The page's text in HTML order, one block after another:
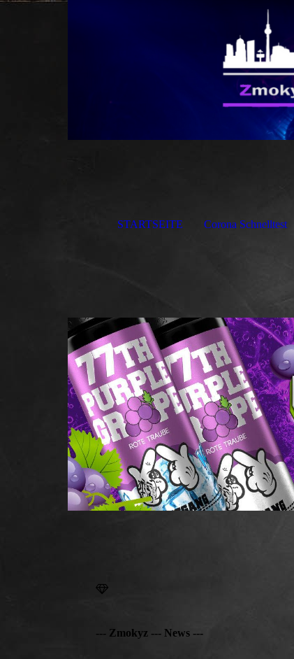
STARTSEITE Corona Schnelltest
--- Zmokyz --- News ---